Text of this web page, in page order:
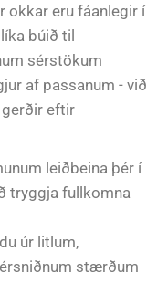
okkar eru fáanlegir í
búið til
sérstökum
af passanum - við
eftir
leiðbeina þér í
tryggja fullkomna
úr litlum,
stærðum